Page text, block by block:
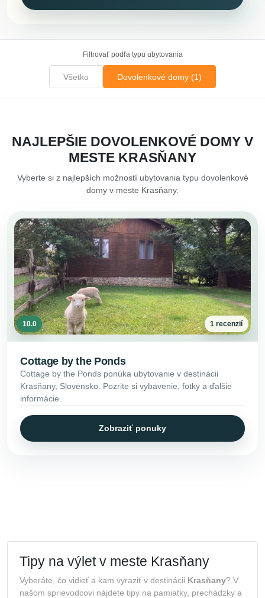
Filtrovať podľa typu ubytovania
Všetko Dovolenkové domy (1)
NAJLEPŠIE DOVOLENKOVÉ DOMY V
MESTE KRASŇANY
Vyberte si z najlepších možností ubytovania typu dovolenkové
domy v meste Krasňany.
10.0 1 recenzií
Cottage by the Ponds
Cottage by the Ponds ponúka ubytovanie v destinácii
Krasňany, Slovensko. Pozrite si vybavenie, fotky a ďalšie
informácie.
Zobraziť ponuky
Tipy na výlet v meste Krasňany
Vyberáte, čo vidieť a kam vyraziť v destinácii Krasňany? V
našom sprievodcovi nájdete tipy na pamiatky, prechádzky a